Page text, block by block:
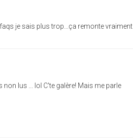
je sais plus trop...ça remonte vraiment
lus ... lol C'te galère! Mais me parle